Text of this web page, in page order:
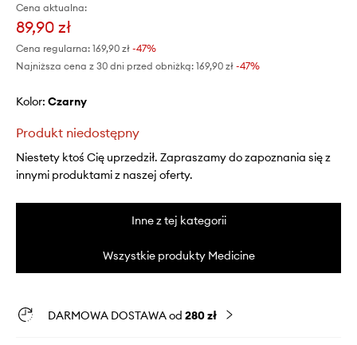
Cena aktualna:
89,90 zł
Cena regularna: 169,90 zł -47%
Najniższa cena z 30 dni przed obniżką: 169,90 zł -47%
Kolor: czarny
Produkt niedostępny
Niestety ktoś Cię uprzedził. Zapraszamy do zapoznania się z
innymi produktami z naszej oferty.
Inne z tej kategorii
Wszystkie produkty Medicine
DARMOWA DOSTAWA od 280 zł